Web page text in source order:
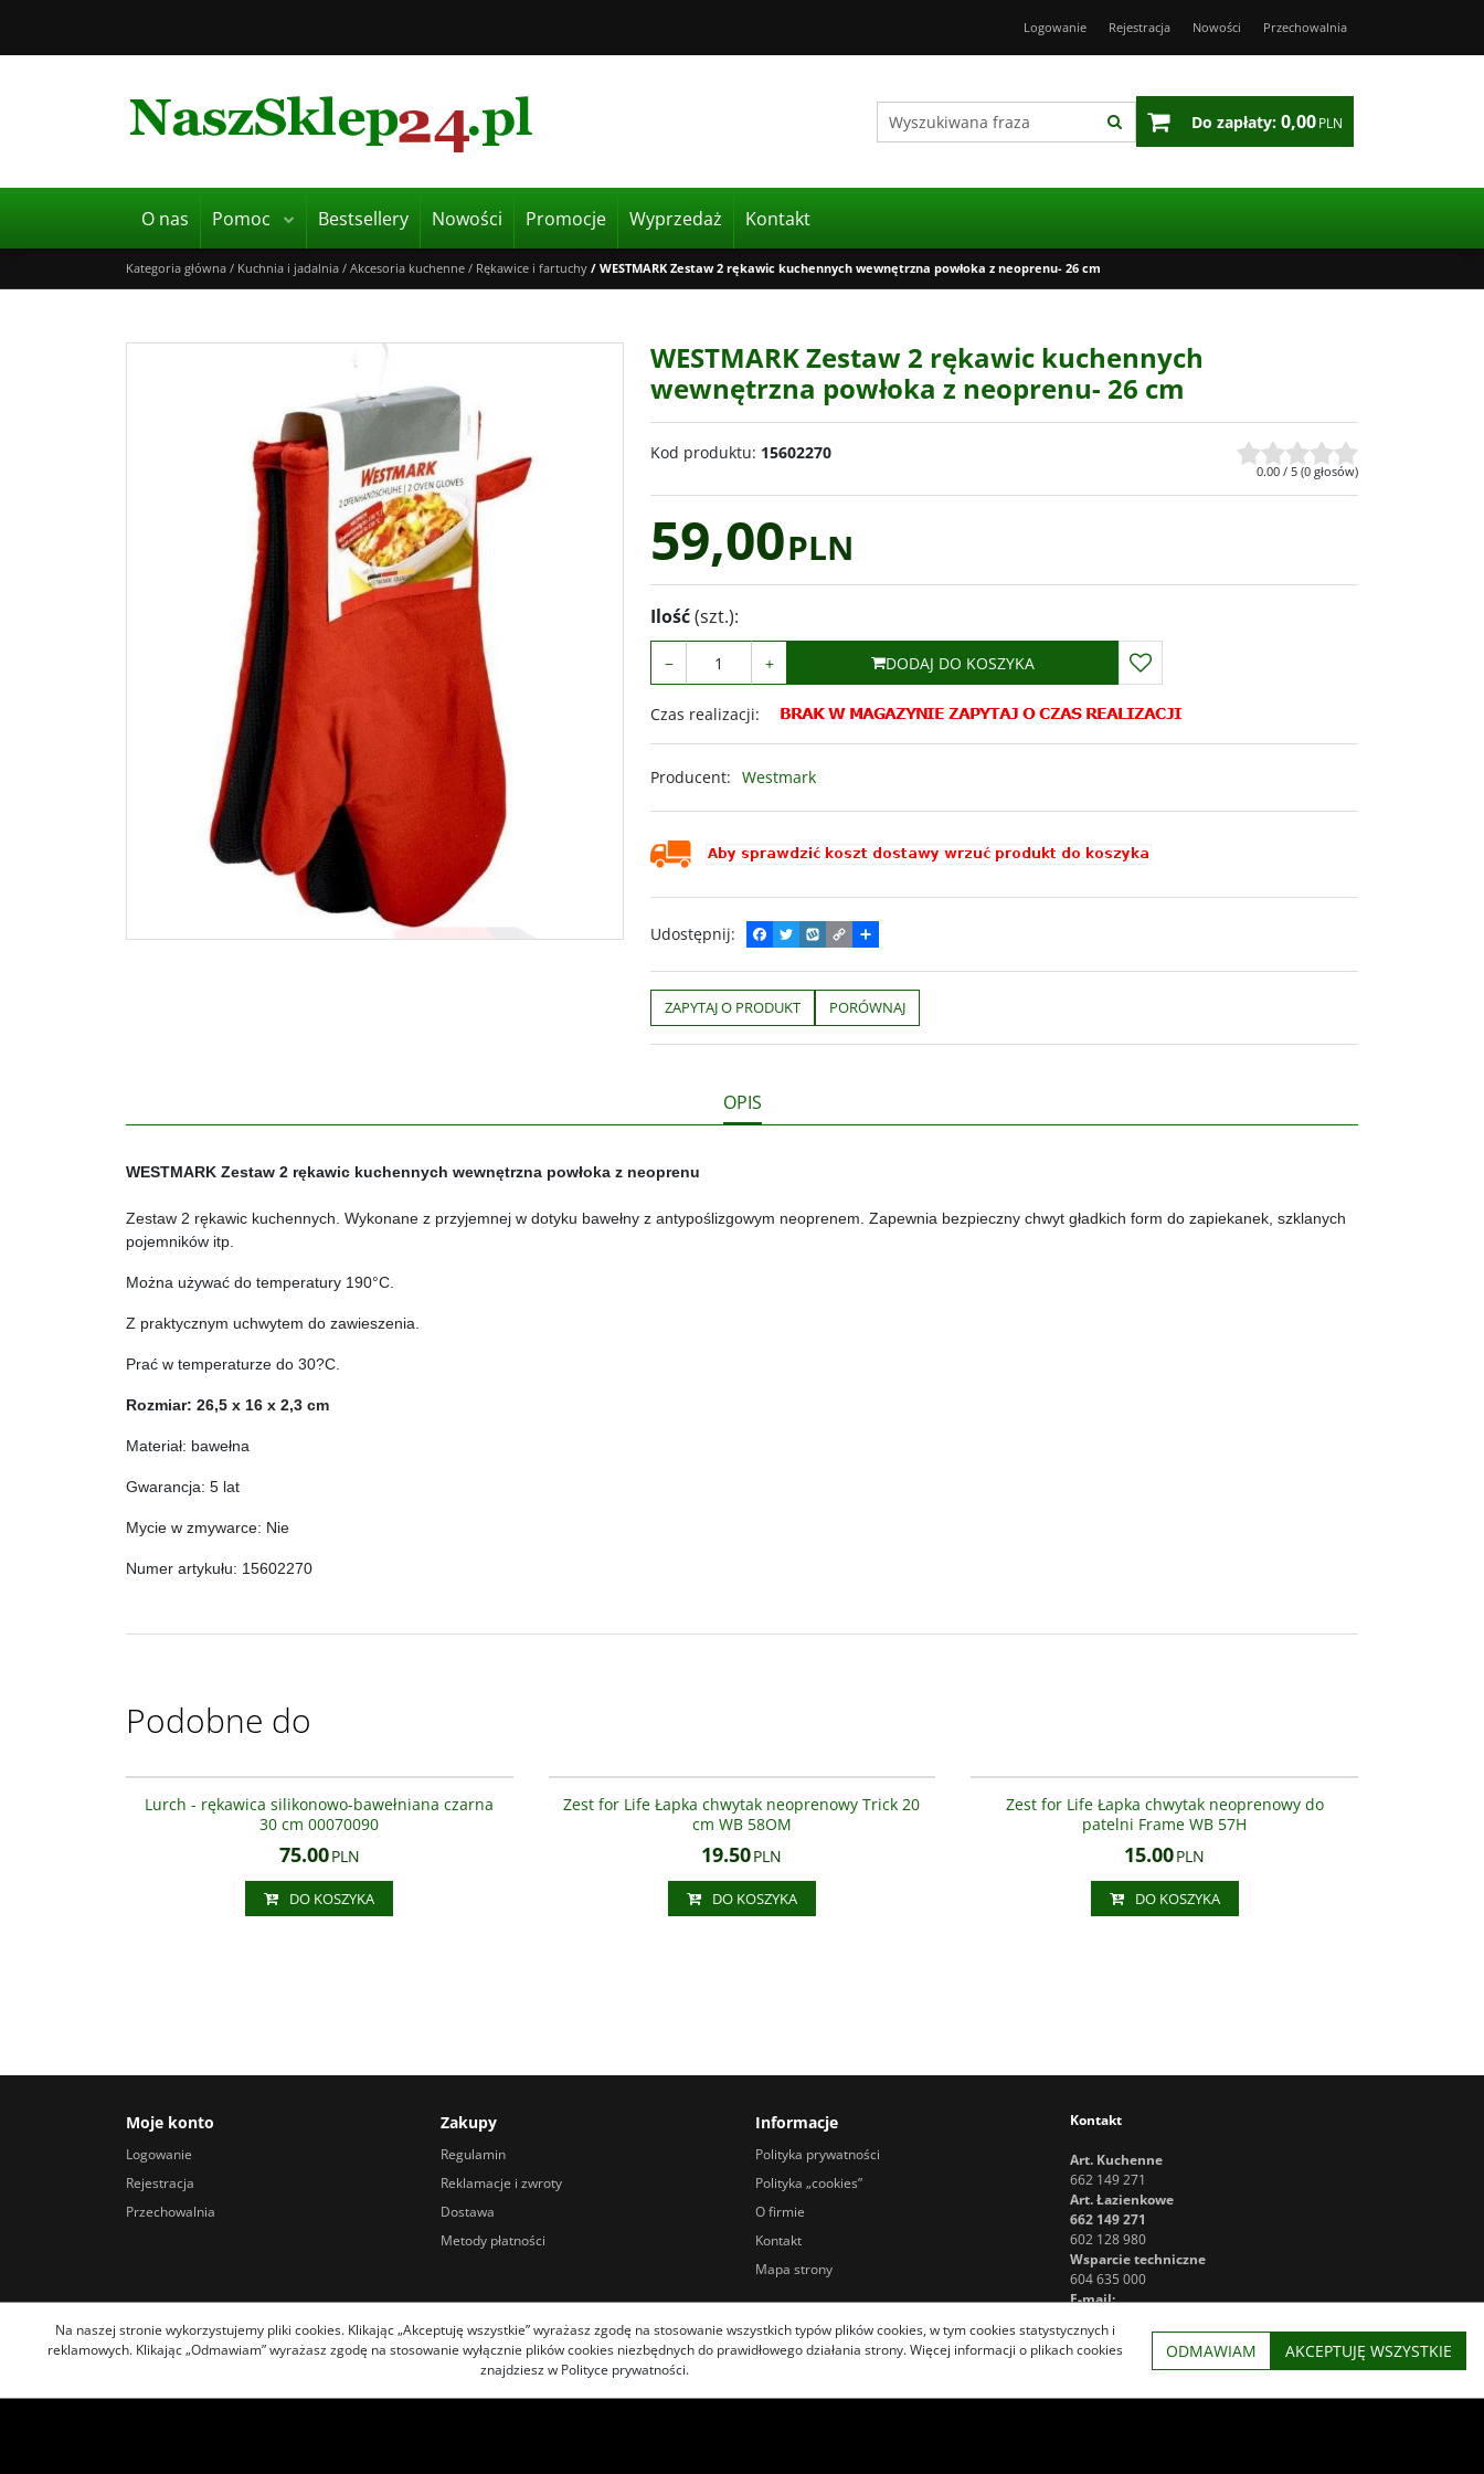
Logowanie Rejestracja Nowości Przechowalnia
Do zapłaty: 0,00PLN
O nas Pomoc Bestsellery Nowości Promocje Wyprzedaż Kontakt
Kategoria główna / Kuchnia i jadalnia / Akcesoria kuchenne / Rękawice i fartuchy / WESTMARK Zestaw 2 rękawic kuchennych wewnętrzna powłoka z neoprenu- 26 cm
WESTMARK Zestaw 2 rękawic kuchennych
wewnętrzna powłoka z neoprenu- 26 cm
Kod produktu: 15602270
0.00 / 5 (0 głosów)
59,00PLN
Ilość(szt.):
− + DODAJ DO KOSZYKA
Czas realizacji:
Producent: Westmark
Udostępnij:
F
a
c
e
b
o
o
T
w
i
t
t
e
r
W
y
k
o
C
o
p
y
L
i
n
P
o
d
z
i
e
l
ZAPYTAJ O PRODUKT PORÓWNAJ
OPIS
WESTMARK Zestaw 2 rękawic kuchennych wewnętrzna powłoka z neoprenu
Zestaw 2 rękawic kuchennych. Wykonane z przyjemnej w dotyku bawełny z antypoślizgowym neoprenem. Zapewnia bezpieczny chwyt gładkich form do zapiekanek, szklanych
pojemników itp.
Można używać do temperatury 190°C.
Z praktycznym uchwytem do zawieszenia.
Prać w temperaturze do 30?C.
Rozmiar: 26,5 x 16 x 2,3 cm
Materiał: bawełna
Gwarancja: 5 lat
Mycie w zmywarce: Nie
Numer artykułu: 15602270
Podobne do
Lurch - rękawica silikonowo-bawełniana czarna
30 cm 00070090
75.00PLN
DO KOSZYKA
Zest for Life Łapka chwytak neoprenowy Trick 20
cm WB 58OM
19.50PLN
DO KOSZYKA
Zest for Life Łapka chwytak neoprenowy do
patelni Frame WB 57H
15.00PLN
DO KOSZYKA
Moje konto
Logowanie
Rejestracja
Przechowalnia
Zakupy
Regulamin
Reklamacje i zwroty
Dostawa
Metody płatności
Informacje
Polityka prywatności
Polityka „cookies”
O firmie
Kontakt
Mapa strony
Kontakt
Art. Kuchenne
662 149 271
Art. Łazienkowe
662 149 271
602 128 980
Wsparcie techniczne
604 635 000
E-mail:
Na naszej stronie wykorzystujemy pliki cookies. Klikając „Akceptuję wszystkie” wyrażasz zgodę na stosowanie wszystkich typów plików cookies, w tym cookies statystycznych i
reklamowych. Klikając „Odmawiam” wyrażasz zgodę na stosowanie wyłącznie plików cookies niezbędnych do prawidłowego działania strony. Więcej informacji o plikach cookies
znajdziesz w Polityce prywatności.
ODMAWIAM AKCEPTUJĘ WSZYSTKIE